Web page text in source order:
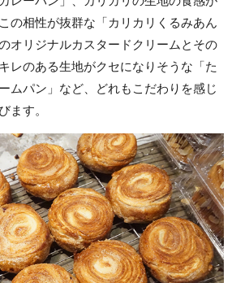
の相性が抜群な「カリカリくるみあん
オリジナルカスタードクリームとその
レのある生地がクセになりそうな「た
ムパン」など、どれもこだわりを感じ
ます。